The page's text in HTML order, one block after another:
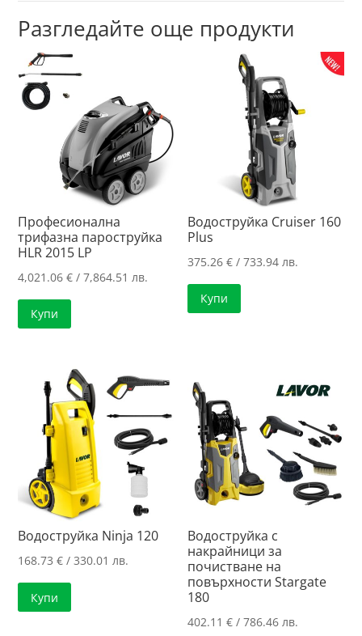
Разгледайте още продукти
Професионална
трифазна пароструйка
HLR 2015 LP
4,021.06€ / 7,864.51 лв.
Купи
Водоструйка Cruiser 160
Plus
375.26€ / 733.94 лв.
Купи
Водоструйка Ninja 120
168.73€ / 330.01 лв.
Купи
Водоструйка с
накрайници за
почистване на
повърхности Stargate
180
402.11€ / 786.46 лв.